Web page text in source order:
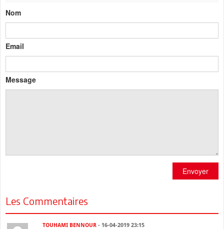
Nom
Email
Message
Envoyer
Les Commentaires
TOUHAMI BENNOUR - 16-04-2019 23:15